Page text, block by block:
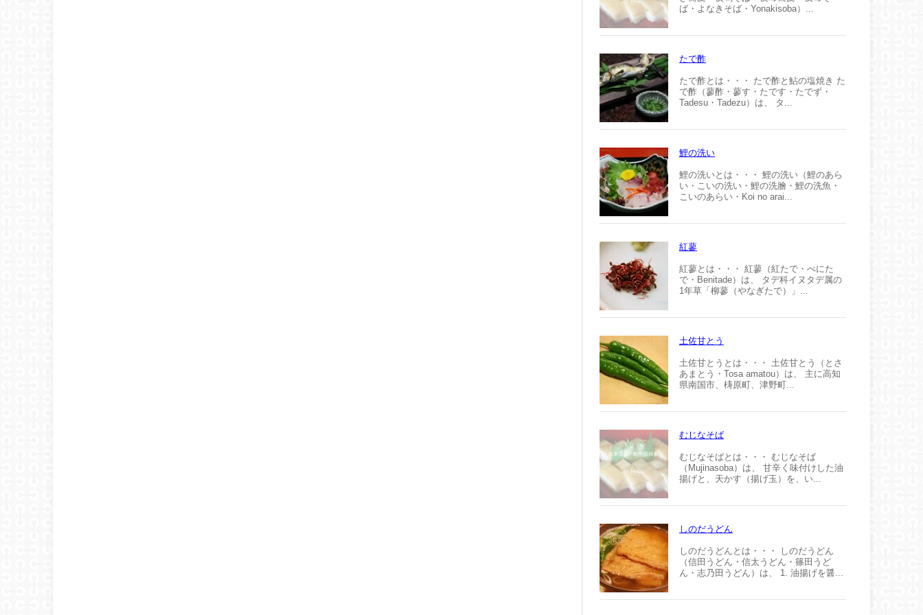
ば・よなきそば・Yonakisoba）...
たで酢
たで酢とは・・・ たで酢と鮎の塩焼き た
で酢（蓼酢・蓼す・たです・たでず・
Tadesu・Tadezu）は、 タ...
鯉の洗い
鯉の洗いとは・・・ 鯉の洗い（鯉のあら
い・こいの洗い・鯉の洗膾・鯉の洗魚・
こいのあらい・Koi no arai...
紅蓼
紅蓼とは・・・ 紅蓼（紅たで・べにた
で・Benitade）は、 タデ科イヌタデ属の
1年草「柳蓼（やなぎたで）」...
土佐甘とう
土佐甘とうとは・・・ 土佐甘とう（とさ
あまとう・Tosa amatou）は、 主に高知
県南国市、梼原町、津野町...
むじなそば
むじなそばとは・・・ むじなそば
（Mujinasoba）は、 甘辛く味付けした油
揚げと、天かす（揚げ玉）を、い...
しのだうどん
しのだうどんとは・・・ しのだうどん
（信田うどん・信太うどん・篠田うど
ん・志乃田うどん）は、 1. 油揚げを醤...